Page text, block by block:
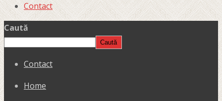
Contact
Caută
Caută
Contact
Home